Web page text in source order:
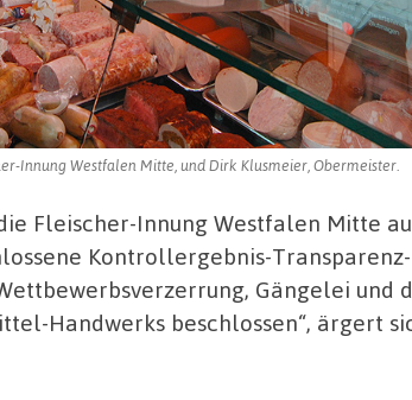
Innung Westfalen Mitte, und Dirk Klusmeier, Obermeister.
Fleischer-Innung Westfalen Mitte
Kontrollergebnis-Transparenz-
Gängelei und
Handwerks beschlossen“, ärgert